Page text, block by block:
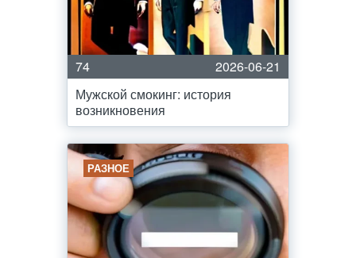
74
2026-06-21
Мужской смокинг: история
возникновения
РАЗНОЕ